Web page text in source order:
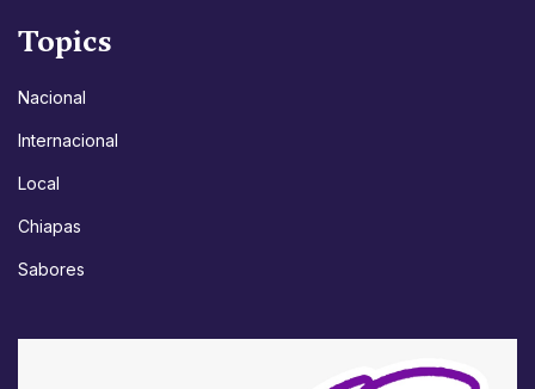
Topics
Nacional
Internacional
Local
Chiapas
Sabores